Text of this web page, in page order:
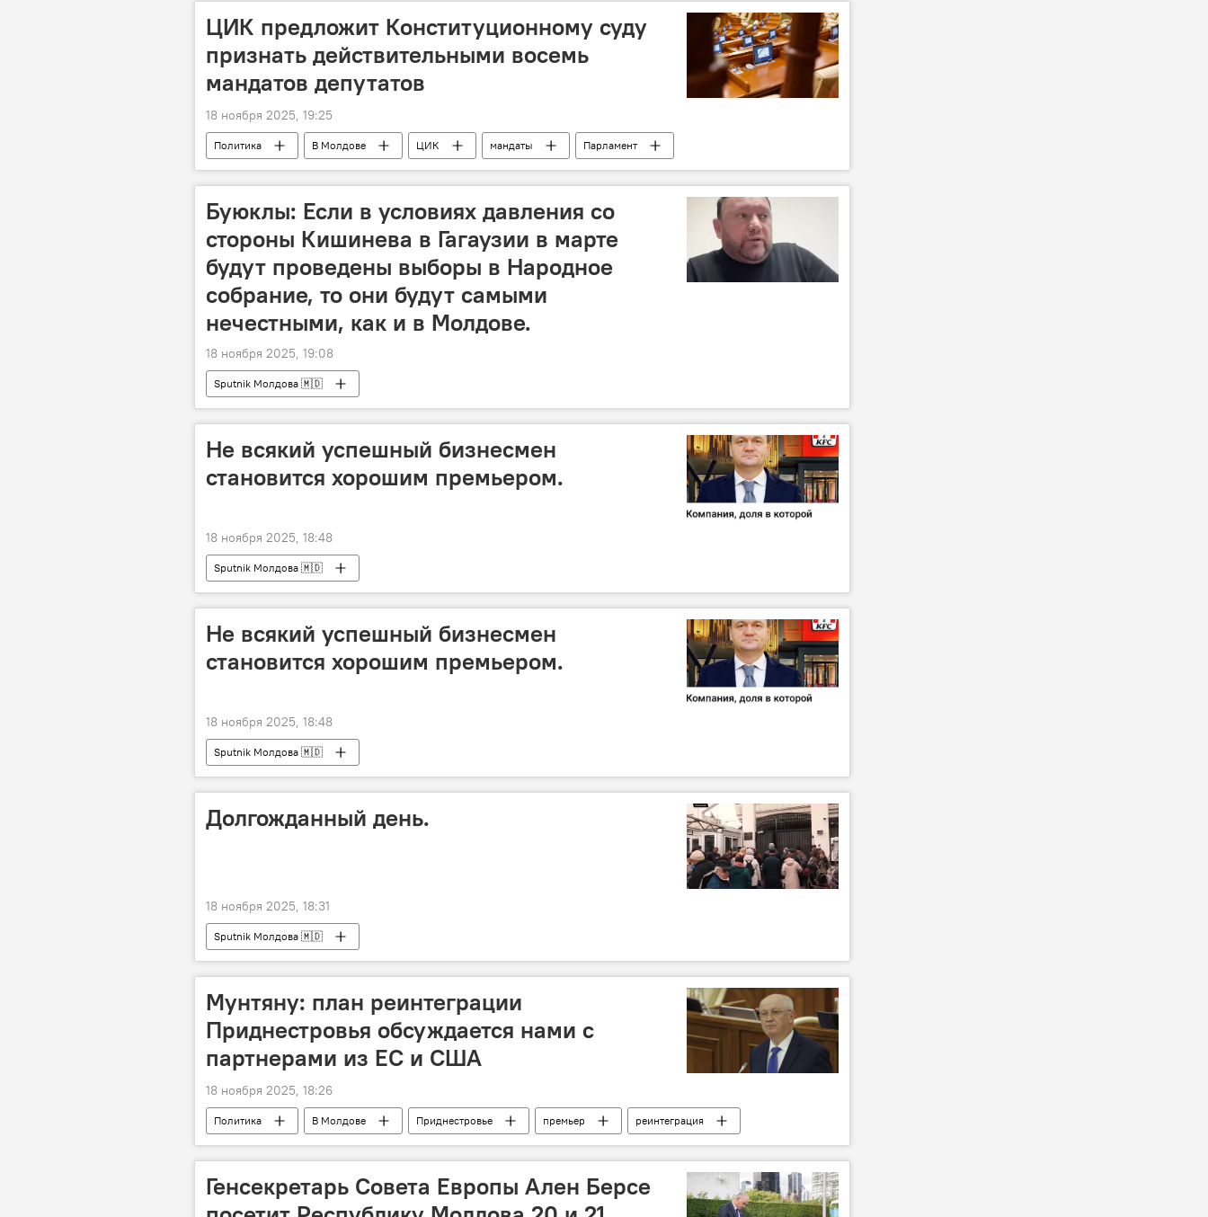
ЦИК предложит Конституционному суду
признать действительными восемь
мандатов депутатов
18 ноября 2025, 19:25
Политика В Молдове ЦИК мандаты Парламент
Буюклы: Если в условиях давления со
стороны Кишинева в Гагаузии в марте
будут проведены выборы в Народное
собрание, то они будут самыми
нечестными, как и в Молдове.
18 ноября 2025, 19:08
Sputnik Молдова 🇲🇩
Не всякий успешный бизнесмен
становится хорошим премьером.
18 ноября 2025, 18:48
Sputnik Молдова 🇲🇩
Не всякий успешный бизнесмен
становится хорошим премьером.
18 ноября 2025, 18:48
Sputnik Молдова 🇲🇩
Долгожданный день.
18 ноября 2025, 18:31
Sputnik Молдова 🇲🇩
Мунтяну: план реинтеграции
Приднестровья обсуждается нами с
партнерами из ЕС и США
18 ноября 2025, 18:26
Политика В Молдове Приднестровье премьер
реинтеграция
Александр Мунтяну
Генсекретарь Совета Европы Ален Берсе